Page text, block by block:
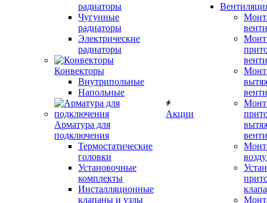
радиаторы
Чугунные
радиаторы
Электрические
радиаторы
Конвекторы
Внутрипольные
Напольные
Арматура для
подключения
Термостатические
головки
Установочные
комплекты
Инсталляционные
клапаны и узлы
Акции